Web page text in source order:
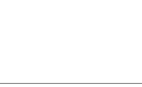
POTREBBE